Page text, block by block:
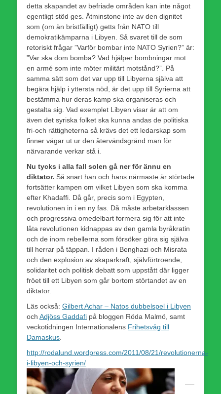
detta skapandet av befriade områden kan inte något
egentligt stöd ges. Åtminstone inte av den dignitet
som (om än bristfälligt) getts från NATO till
demokratikämparna i Libyen. Så svaret till de som
retoriskt frågar ”Varför bombar inte NATO Syrien?” är:
”Var ska dom bomba? Vad hjälper bombningar mot
en armé som inte möter militärt motstånd?”. På
samma sätt som det var upp till Libyerna själva att
begära hjälp i yttersta nöd, är det upp till Syrierna att
bestämma hur deras kamp ska organiseras och
gestalta sig. Vad exemplet Libyen visar är att om
även det syriska folket ska kunna andas de politiska
fri-och rättigheterna så krävs det ett ledarskap som
finner vägar ut ur den återvändsgränd man för
närvarande verkar stå i.
Nu tycks i alla fall solen gå ner för ännu en
diktator. Så snart han och hans närmaste är störtade
fortsätter kampen om vilket Libyen som ska komma
efter Khadaffi. Då går, precis som i Egypten,
revolutionen in i en ny fas. Då måste arbetarklassen
och progressiva omedelbart formera sig för att inte
låta revolutionen kidnappas av den gamla byråkratin
och de inom rebellerna som försöker göra sig själva
till herrar på täppan. I råden i Benghazi och Misrata
och den explosion av skaparkraft, självförtroende,
solidaritet och politisk debatt som uppstått där ligger
fröet till ett Libyen som går bortom störtandet av en
diktator.
Läs också: Gilbert Achar – Natos dubbelspel i Libyen
och Adjöss Gaddafi på bloggen Röda Malmö, samt
veckotidningen Internationalens Frihetsvåg till
Damaskus
http://rodalund.wordpress.com/2011/08/21/revolutionerna-
i-libyen-och-syrien/